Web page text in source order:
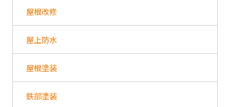
屋根改修
屋上防水
屋根塗装
鉄部塗装